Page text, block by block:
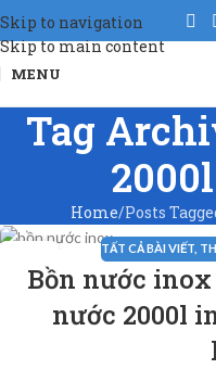
Skip to navigation
Skip to main content
MENU
Tag
Home Posts
TH3
TẤT CẢ BÀI VIẾT
Bồn nước inox
nước 2000l